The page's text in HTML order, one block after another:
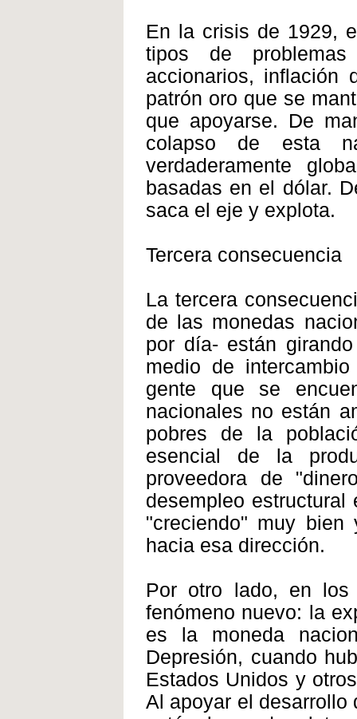
En la crisis de 1929,
tipos de
accionarios, inflación
patrón oro que se
que apoyarse. De
colapso de esta
verdaderamente
basadas en el dólar.
saca el eje y explota.
Tercera consecuencia
La tercera
de las monedas
por día- están
medio de
gente que se
nacionales no están
pobres de la
esencial de la
proveedora de
desempleo estructural
"creciendo" muy
hacia esa dirección.
Por otro lado, en los
fenómeno nuevo: la
es la moneda
Depresión, cuando
Estados Unidos y
Al apoyar el desarrollo